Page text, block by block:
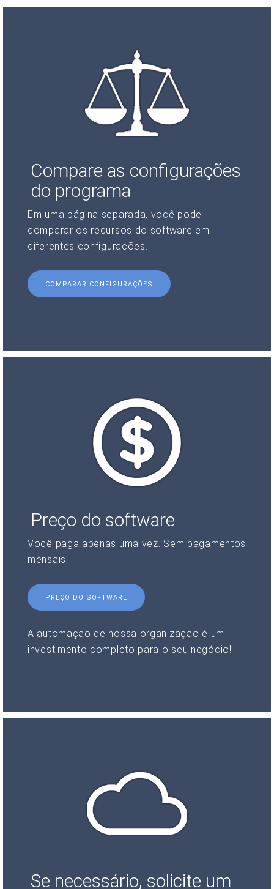
Compare as configurações
do programa
Em uma página separada, você pode
comparar os recursos do software em
diferentes configurações.
COMPARAR CONFIGURAÇÕES
Preço do software
Você paga apenas uma vez. Sem pagamentos
mensais!
PREÇO DO SOFTWARE
A automação de nossa organização é um
investimento completo para o seu negócio!
Se necessário, solicite um